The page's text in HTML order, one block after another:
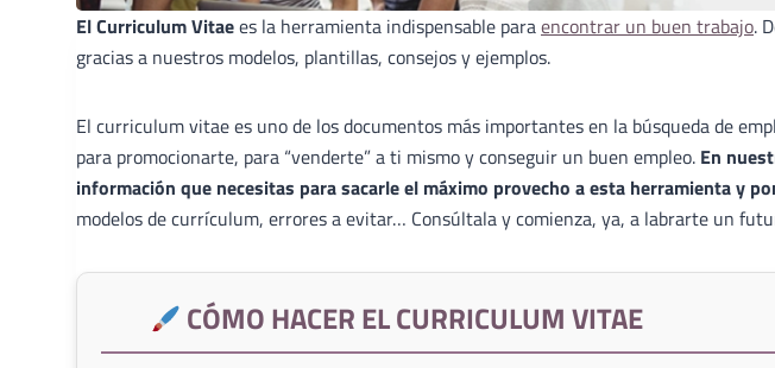
El Curriculum Vitaees la herramienta indispensable paraencontrar un buen trabajo.
gracias a nuestros modelos, plantillas, consejos y ejemplos.
El curriculum vitae es uno de los documentos más importantes en la búsqueda de
para promocionarte, para “venderte” a ti mismo y conseguir un buen empleo. En
información que necesitas para sacarle el máximo provecho a esta herramienta y
modelos de currículum, errores a evitar… Consúltala y comienza, ya, a labrarte un
CÓMO HACER EL CURRICULUM VITAE